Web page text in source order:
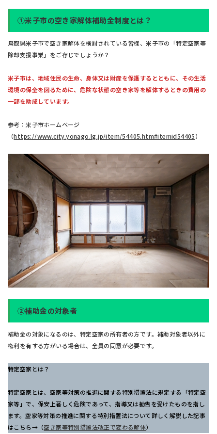
➀米子市の空き家解体補助金制度とは？
鳥取県米子市で空き家解体を検討されている皆様、米子市の「特定空家等
除却支援事業」をご存じでしょうか？
米子市は、地域住民の生命、身体又は財産を保護するとともに、その生活
環境の保全を図るために、危険な状態の空き家等を解体するときの費用の
一部を助成しています。
参考：米子市ホームページ
（https://www.city.yonago.lg.jp/item/54405.htm#itemid54405）
②補助金の対象者
補助金の対象になるのは、特定空家の所有者の方です。補助対象者以外に
権利を有する方がいる場合は、全員の同意が必要です。
特定空家とは？
特定空家とは、空家等対策の推進に関する特別措置法に規定する「特定空
家等」で、保安上著しく危険であって、指導又は勧告を受けたものを指し
ます。空家等対策の推進に関する特別措置法について詳しく解説した記事
はこちら→（空き家等特別措置法改正で変わる解体）